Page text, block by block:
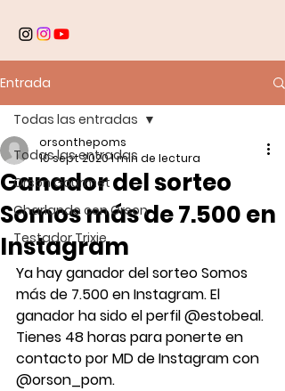
Entrada
Todas las entradas
Orson Gourmet
Charlando con Orson
Testador Trixie
Todas las entradas
Ganador del sorteo
Somos más de 7.500 en
Instagram
orsonthepoms
10 sept 20201 min de lectura
Ya hay ganador del sorteo Somos
más de 7.500 en Instagram. El
ganador ha sido el perfil @estobeal.
Tienes 48 horas para ponerte en
contacto por MD de Instagram con
@orson_pom.